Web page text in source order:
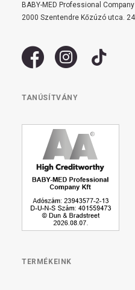
BABY-MED Professional
2000 Szentendre Kőzúzó utca.
TANÚSÍTVÁNY
TERMÉKEINK